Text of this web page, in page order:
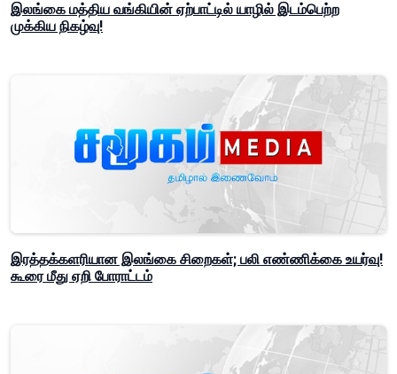
இலங்கை மத்திய வங்கியின் ஏற்பாட்டில் யாழில் இடம்பெற்ற
முக்கிய நிகழ்வு!
இரத்தக்களரியான இலங்கை சிறைகள்; பலி எண்ணிக்கை உயர்வு!
கூரை மீது ஏறி போராட்டம்